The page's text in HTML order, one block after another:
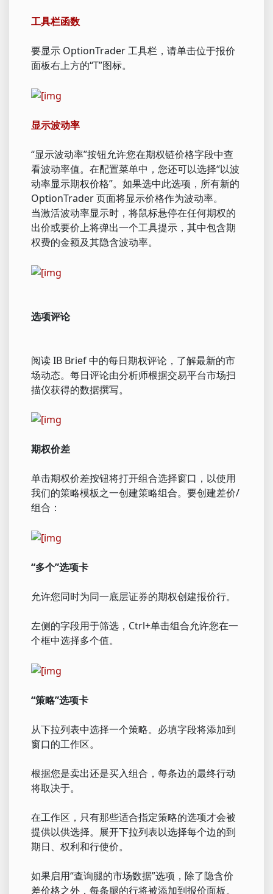
工具栏函数
要显示 OptionTrader 工具栏，请单击位于报价
面板右上方的“T”图标。
显示波动率
“显示波动率”按钮允许您在期权链价格字段中查
看波动率值。在配置菜单中，您还可以选择“以波
动率显示期权价格”。如果选中此选项，所有新的
OptionTrader 页面将显示价格作为波动率。
当激活波动率显示时，将鼠标悬停在任何期权的
出价或要价上将弹出一个工具提示，其中包含期
权费的金额及其隐含波动率。
选项评论
阅读 IB Brief 中的每日期权评论，了解最新的市
场动态。每日评论由分析师根据交易平台市场扫
描仪获得的数据撰写。
期权价差
单击期权价差按钮将打开组合选择窗口，以使用
我们的策略模板之一创建策略组合。要创建差价/
组合：
“多个”选项卡
允许您同时为同一底层证券的期权创建报价行。
左侧的字段用于筛选，Ctrl+单击组合允许您在一
个框中选择多个值。
“策略”选项卡
从下拉列表中选择一个策略。必填字段将添加到
窗口的工作区。
根据您是卖出还是买入组合，每条边的最终行动
将取决于。
在工作区，只有那些适合指定策略的选项才会被
提供以供选择。展开下拉列表以选择每个边的到
期日、权利和行使价。
如果启用“查询腿的市场数据”选项，除了隐含价
差价格之外，每条腿的行将被添加到报价面板。